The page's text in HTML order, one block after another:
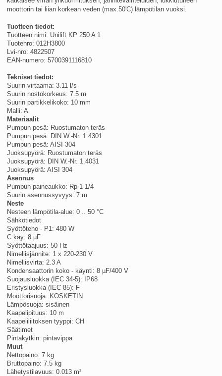
moottorin tai liian korkean veden (max.50'C) lämpötilan vuoksi.
Tuotteen tiedot:
Tuotteen nimi: Unilift KP 250 A 1
Tuotenro: 012H3800
Lvi-nro: 4822507
EAN-numero: 5700391116810
Tekniset tiedot:
Suurin virtaama: 3.11 l/s
Suurin nostokorkeus: 7.5 m
Suurin partikkelikoko: 10 mm
Malli: A
Materiaalit
Pumpun pesä: Ruostumaton teräs
Pumpun pesä: DIN W.-Nr. 1.4301
Pumpun pesä: AISI 304
Juoksupyörä: Ruostumaton teräs
Juoksupyörä: DIN W.-Nr. 1.4031
Juoksupyörä: AISI 304
Asennus
Pumpun paineaukko: Rp 1 1/4
Suurin asennussyvyys: 7 m
Neste
Nesteen lämpötila-alue: 0 .. 50 °C
Sähkötiedot
Syöttöteho - P1: 480 W
C käy: 8 µF
Syöttötaajuus: 50 Hz
Nimellisjännite: 1 x 220-230 V
Nimellisvirta: 2.3 A
Kondensaattorin koko - käynti: 8 µF/400 V
Suojausluokka (IEC 34-5): IP68
Eristysluokka (IEC 85): F
Moottorisuoja: KOSKETIN
Lämpösuoja: sisäinen
Kaapelipituus: 10 m
Kaapeliliitoksen tyyppi: CH
Säätimet
Pintakytkin: pintavippa
Muut
Nettopaino: 7 kg
Bruttopaino: 7.5 kg
Lähetystilavuus: 0.013 m³